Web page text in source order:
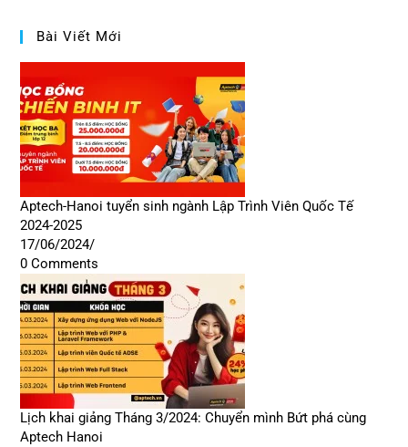
Bài Viết Mới
Aptech-Hanoi tuyển sinh ngành Lập Trình Viên Quốc Tế
2024-2025
17/06/2024/
0 Comments
Lịch khai giảng Tháng 3/2024: Chuyển mình Bứt phá cùng
Aptech Hanoi